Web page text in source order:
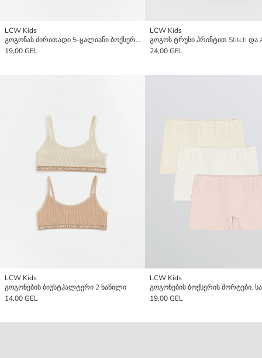
LCW Kids
გოგონას ძირითადი 5-ცალიანი ბოქსერის ტრუსი
19,00 GEL
LCW Kids
24,00 GEL
LCW Kids
გოგონების ბიუსტჰალტერი 2 ნაწილი
14,00 GEL
LCW Kids
19,00 GEL